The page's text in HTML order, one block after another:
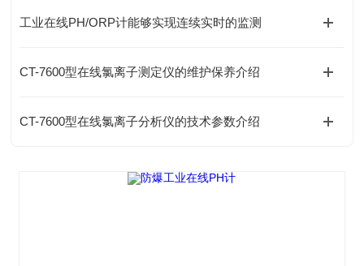
工业在线PH/ORP计能够实现连续实时的监测
CT-7600型在线氯离子测定仪的维护保养介绍
CT-7600型在线氯离子分析仪的技术参数介绍